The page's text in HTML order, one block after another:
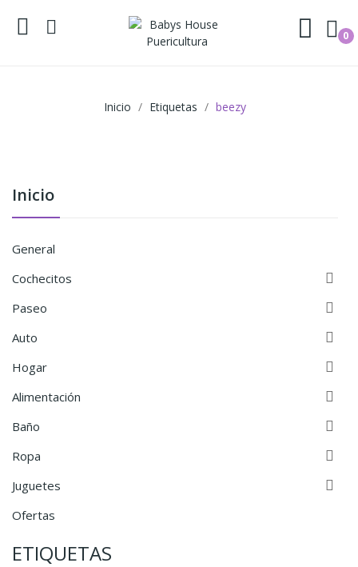
0
Inicio Etiquetas beezy
Inicio
General
Cochecitos

Paseo

Auto

Hogar

Alimentación

Baño

Ropa

Juguetes

Ofertas
ETIQUETAS